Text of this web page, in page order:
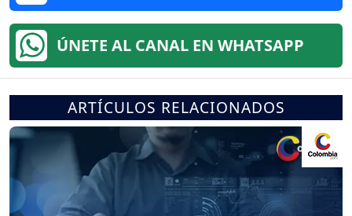
ÚNETE AL CANAL EN WHATSAPP
ARTÍCULOS RELACIONADOS